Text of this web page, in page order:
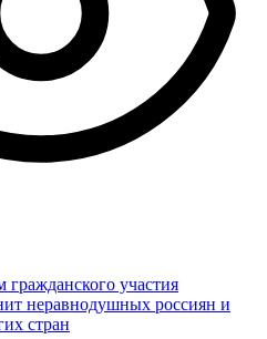
участия
неравнодушных россиян и
стран